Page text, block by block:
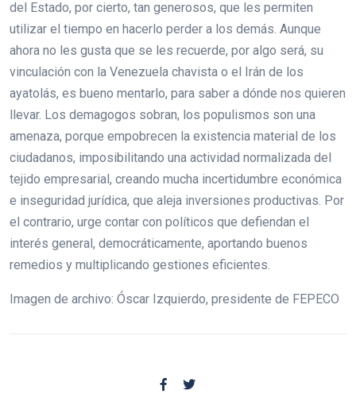
del Estado, por cierto, tan generosos, que les permiten
utilizar el tiempo en hacerlo perder a los demás. Aunque
ahora no les gusta que se les recuerde, por algo será, su
vinculación con la Venezuela chavista o el Irán de los
ayatolás, es bueno mentarlo, para saber a dónde nos quieren
llevar. Los demagogos sobran, los populismos son una
amenaza, porque empobrecen la existencia material de los
ciudadanos, imposibilitando una actividad normalizada del
tejido empresarial, creando mucha incertidumbre económica
e inseguridad jurídica, que aleja inversiones productivas. Por
el contrario, urge contar con políticos que defiendan el
interés general, democráticamente, aportando buenos
remedios y multiplicando gestiones eficientes.
Imagen de archivo: Óscar Izquierdo, presidente de FEPECO